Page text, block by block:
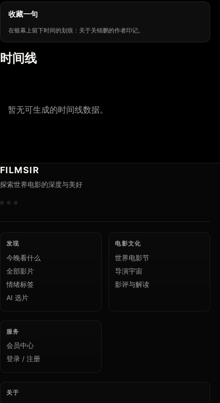
收藏一句
在银幕上留下时间的划痕：关于关锦鹏的作者印记。
时间线
暂无可生成的时间线数据。
FILMSIR
探索世界电影的深度与美好
发现
今晚看什么
全部影片
情绪标签
AI 选片
电影文化
世界电影节
导演宇宙
影评与解读
服务
会员中心
登录 / 注册
关于